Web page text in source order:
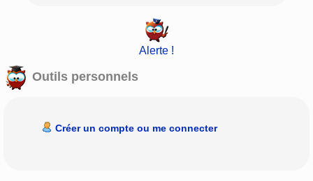
Alerte !
Outils personnels
Créer un compte ou me connecter